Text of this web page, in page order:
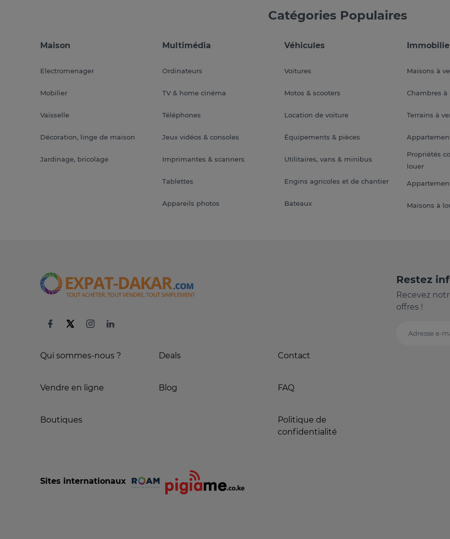
Catégories Populaires
Maison
Electromenager
Mobilier
Vaisselle
Décoration, linge de maison
Jardinage, bricolage
Multimédia
Ordinateurs
TV & home cinéma
Téléphones
Jeux vidéos & consoles
Imprimantes & scanners
Tablettes
Appareils photos
Véhicules
Voitures
Motos & scooters
Location de voiture
Équipements & pièces
Utilitaires, vans & minibus
Engins agricoles et de chantier
Bateaux
Maisons à
Chambres à
Terrains à
Propriétés
louer
Maisons à
Qui sommes-nous ?
Vendre en ligne
Boutiques
Deals
Blog
Contact
FAQ
Politique de
confidentialité
Restez
Recevez
offres !
Adresse e-
Sites internationaux